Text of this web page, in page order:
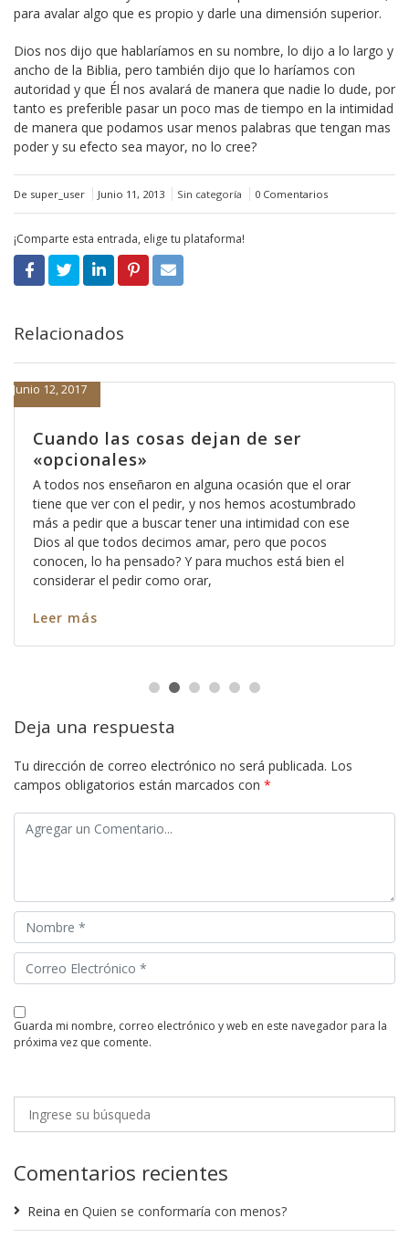
para avalar algo que es propio y darle una dimensión superior.
Dios nos dijo que hablaríamos en su nombre, lo dijo a lo largo y
ancho de la Biblia, pero también dijo que lo haríamos con
autoridad y que Él nos avalará de manera que nadie lo dude, por
tanto es preferible pasar un poco mas de tiempo en la intimidad
de manera que podamos usar menos palabras que tengan mas
poder y su efecto sea mayor, no lo cree?
De super_user Junio 11, 2013 Sin categoría 0 Comentarios
¡Comparte esta entrada, elige tu plataforma!
Relacionados
Cuando las cosas dejan de ser
«opcionales»
Junio 12, 2017
A todos nos enseñaron en alguna ocasión que el orar
tiene que ver con el pedir, y nos hemos acostumbrado
más a pedir que a buscar tener una intimidad con ese
Dios al que todos decimos amar, pero que pocos
conocen, lo ha pensado? Y para muchos está bien el
considerar el pedir como orar,
Leer más
Deja una respuesta
Tu dirección de correo electrónico no será publicada. Los
campos obligatorios están marcados con *
guarda mi nombre, correo electrónico y web en este navegador para la
próxima vez que comente.
Comentarios recientes
Reina en Quien se conformaría con menos?